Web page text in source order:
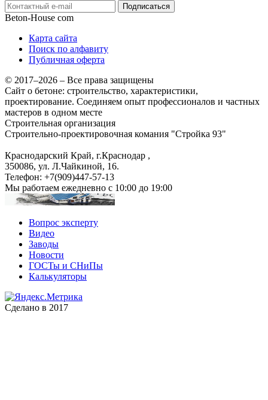
Подписаться
Beton-House com
Карта сайта
Поиск по алфавиту
Публичная оферта
© 2017–2026 – Все права защищены
Сайт о бетоне: строительство, характеристики,
проектирование. Соединяем опыт профессионалов и частных
мастеров в одном месте
Строительная организация
Строительно-проектировочная комания "Стройка 93"
Краснодарский Край, г.Краснодар ,
350086, ул. Л.Чайкиной, 16.
Телефон: +7(909)447-57-13
Мы работаем ежедневно с 10:00 до 19:00
Вопрос эксперту
Видео
Заводы
Новости
ГОСТы и СНиПы
Калькуляторы
Сделано в 2017